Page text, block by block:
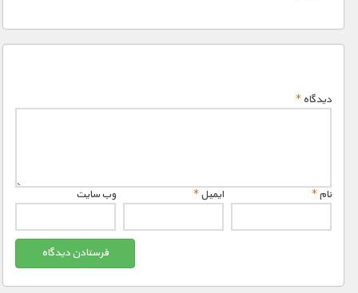
دیدگاه*
نام* ایمیل* وب‌ سایت